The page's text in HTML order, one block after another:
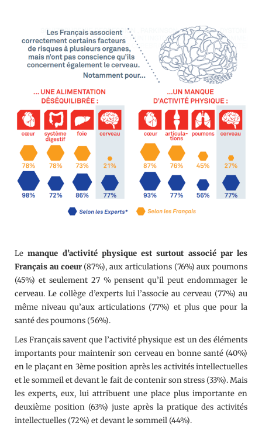
Lemanque d’activité physique est surtout associé par les
Français au coeur (87%), aux articulations (76%) aux poumons
(45%) et seulement 27 % pensent qu’il peut endommager le
cerveau. Le collège d’experts lui l’associe au cerveau (77%) au
même niveau qu’aux articulations (77%) et plus que pour la
santé des poumons (56%).
Les Français savent que l’activité physique est un des éléments
importants pour maintenir son cerveau en bonne santé (40%)
en le plaçant en 3ème position après les activités intellectuelles
et le sommeil et devant le fait de contenir son stress (33%). Mais
les experts, eux, lui attribuent une place plus importante en
deuxième position (63%) juste après la pratique des activités
intellectuelles (72%) et devant le sommeil (44%).